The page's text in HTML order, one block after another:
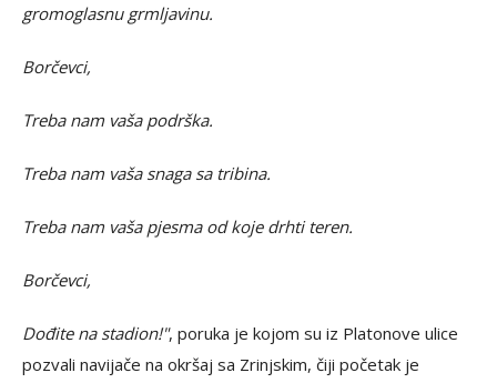
gromoglasnu grmljavinu.
Borčevci,
Treba nam vaša podrška.
Treba nam vaša snaga sa tribina.
Treba nam vaša pjesma od koje drhti teren.
Borčevci,
Dođite na stadion!", poruka je kojom su iz Platonove ulice
pozvali navijače na okršaj sa Zrinjskim, čiji početak je